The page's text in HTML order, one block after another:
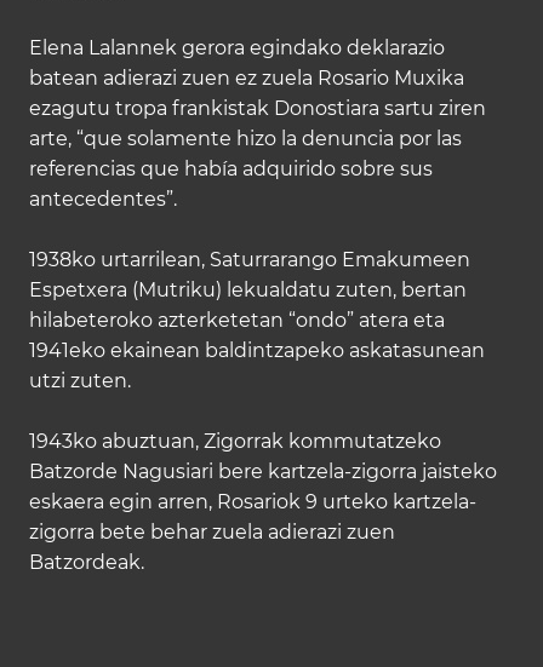
Elena Lalannek gerora egindako deklarazio
batean adierazi zuen ez zuela Rosario Muxika
ezagutu tropa frankistak Donostiara sartu ziren
arte, “que solamente hizo la denuncia por las
referencias que había adquirido sobre sus
antecedentes”.
1938ko urtarrilean, Saturrarango Emakumeen
Espetxera (Mutriku) lekualdatu zuten, bertan
hilabeteroko azterketetan “ondo” atera eta
1941eko ekainean baldintzapeko askatasunean
utzi zuten.
1943ko abuztuan, Zigorrak kommutatzeko
Batzorde Nagusiari bere kartzela-zigorra jaisteko
eskaera egin arren, Rosariok 9 urteko kartzela-
zigorra bete behar zuela adierazi zuen
Batzordeak.